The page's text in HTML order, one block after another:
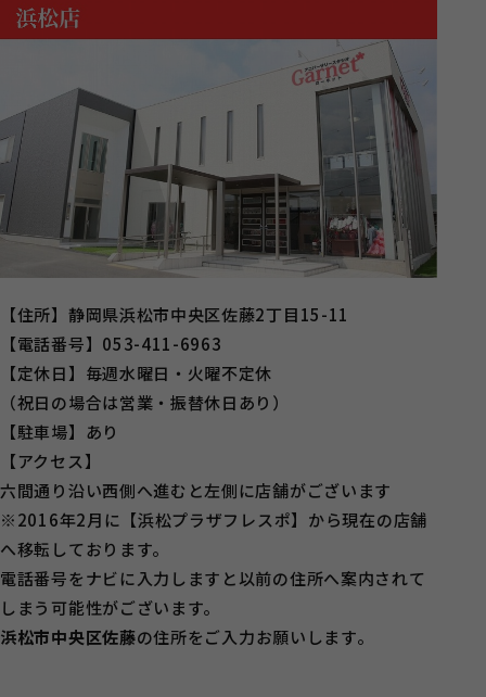
【住所】静岡県浜松市中央区佐藤2丁目15-11
【電話番号】053-411-6963
【定休日】毎週水曜日・火曜不定休
（祝日の場合は営業・振替休日あり）
【駐車場】あり
【アクセス】
六間通り沿い西側へ進むと左側に店舗がございます
※2016年2月に【浜松プラザフレスポ】から現在の店舗
へ移転しております。
電話番号をナビに入力しますと以前の住所へ案内されて
しまう可能性がございます。
浜松市中央区佐藤の住所をご入力お願いします。